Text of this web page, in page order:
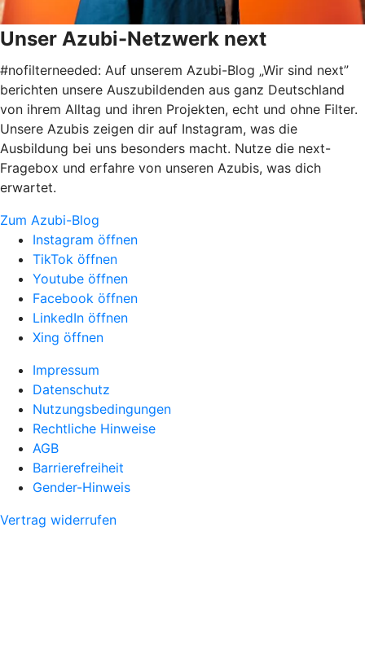
Unser Azubi-Netzwerk next
#nofilterneeded: Auf unserem Azubi-Blog „Wir sind next”
berichten unsere Auszubildenden aus ganz Deutschland
von ihrem Alltag und ihren Projekten, echt und ohne Filter.
Unsere Azubis zeigen dir auf Instagram, was die
Ausbildung bei uns besonders macht. Nutze die next-
Fragebox und erfahre von unseren Azubis, was dich
erwartet.
Zum Azubi-Blog
Instagram öffnen
TikTok öffnen
Youtube öffnen
Facebook öffnen
LinkedIn öffnen
Xing öffnen
Impressum
Datenschutz
Nutzungsbedingungen
Rechtliche Hinweise
AGB
Barrierefreiheit
Gender-Hinweis
Vertrag widerrufen